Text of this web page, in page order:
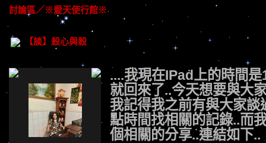
討論區／※愛天使行館※
【談】殺心與殺
....我現在IPad上的時間
就回來了..今天想要與大
我記得我之前有與大家
點時間找相關的記錄..而
個相關的分享..連結如下..